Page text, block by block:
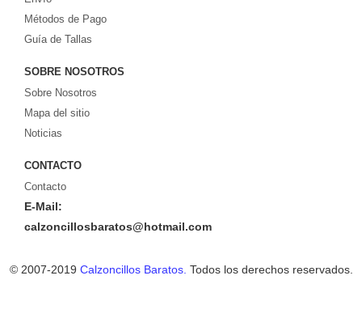
Métodos de Pago
Guía de Tallas
SOBRE NOSOTROS
Sobre Nosotros
Mapa del sitio
Noticias
CONTACTO
Contacto
E-Mail:
calzoncillosbaratos@hotmail.com
© 2007-2019 Calzoncillos Baratos. Todos los derechos reservados.